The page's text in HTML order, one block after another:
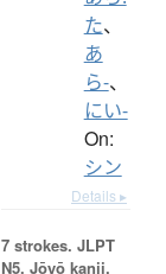
た、
あ
ら-、
にい-
On:
シン
Details ▸
7 strokes. JLPT
N5. Jōyō kanji,